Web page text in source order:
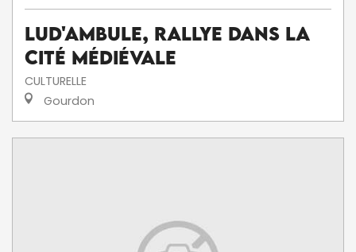
Lud'Ambule, rallye dans la
cité médiévale
CULTURELLE
Gourdon